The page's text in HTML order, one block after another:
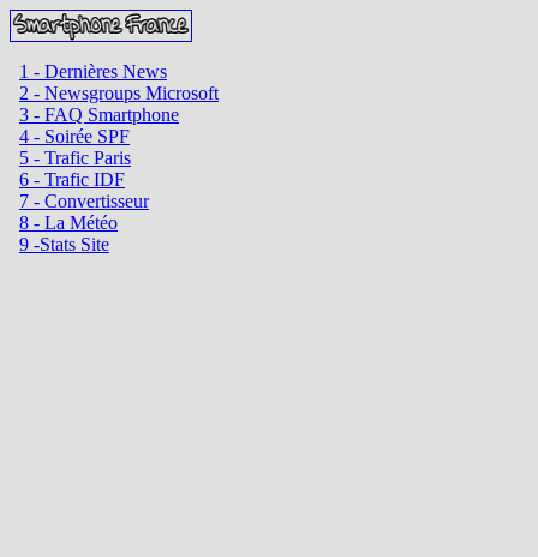
1 - Dernières News
2 - Newsgroups Microsoft
3 - FAQ Smartphone
4 - Soirée SPF
5 - Trafic Paris
6 - Trafic IDF
7 - Convertisseur
8 - La Météo
9 -Stats Site